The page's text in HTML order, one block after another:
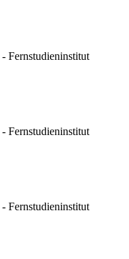
Fernstudieninstitut
Fernstudieninstitut
Fernstudieninstitut